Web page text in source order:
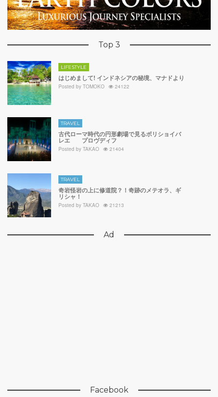
Top 3
LIFESTYLE
はじめまして! インドネシアの秘境、マナドより
Posted by TOMOKO 24122
TRAVEL
古代ローマ時代の円形劇場で見るボリショイバ
レエ プロヴディフ
Posted by TAKAO 21404
TRAVEL
奇岩怪岩の上に修道院？！奇跡のメテオラ、ギ
リシャ！
Posted by TAKAO 21213
Ad
Facebook